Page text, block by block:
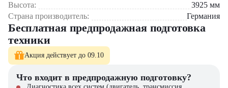
Приобрести автобетоносмеситель Mercedes Arocs 4142 B [8×4, 12
м³] можно в компании "ЦТО
" – официальном дилере спецтехники.
Мы предлагаем новые машины с полным пакетом документов и
гарантийным обслуживанием.
В нашем каталоге представлен широкий выбор строительной
техники, складского оборудования и навесных агрегатов. Оставьте
оптимальную технику для вашего бизнеса!
Высота:
3925 мм
Страна производитель:
Германия
Бесплатная предпродажная подготовка
техники
Акция действует до 09.10
Что входит в предпродажную подготовку?